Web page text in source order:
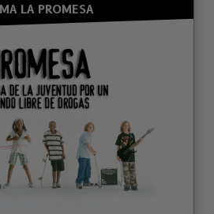
LA PROMESA